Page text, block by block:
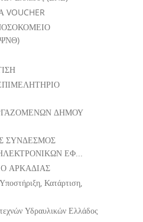
ΔΗΜΟΥ
ΣΥΝΔΕΣΜΟΣ
ΕΦ...
ΑΡΚΑΔΙΑΣ
Κατάρτιση,
Υδραυλικών Ελλάδος